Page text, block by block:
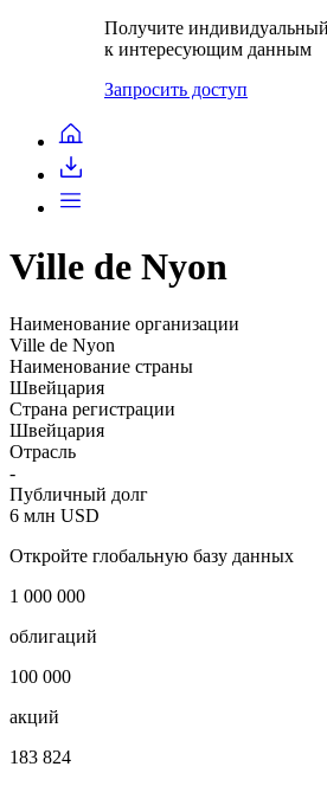
Получите
к интересующим данным
Запросить доступ
Ville de Nyon
Наименование организации
Ville de Nyon
Наименование страны
Швейцария
Страна регистрации
Швейцария
Отрасль
-
Публичный долг
6 млн USD
Откройте глобальную базу данных
1 000 000
облигаций
100 000
акций
183 824